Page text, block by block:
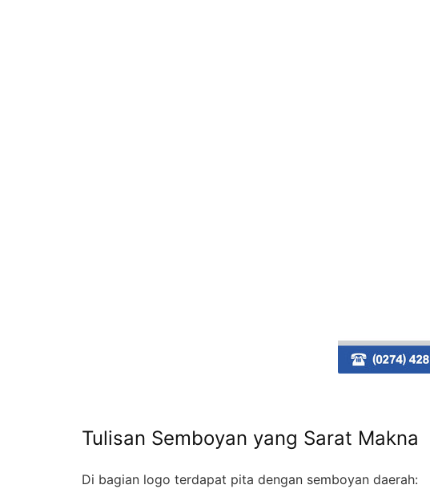
Tulisan Semboyan yang Sarat Makna
Di bagian logo terdapat pita dengan semboyan daerah: